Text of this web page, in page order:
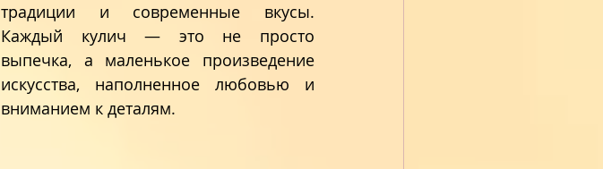
традиции и современные вкусы.
Каждый кулич — это не просто
выпечка, а маленькое произведение
искусства, наполненное любовью и
вниманием к деталям.